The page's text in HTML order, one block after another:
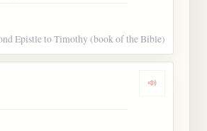
Epistle to Timothy (book of the Bible)
Dengarkan